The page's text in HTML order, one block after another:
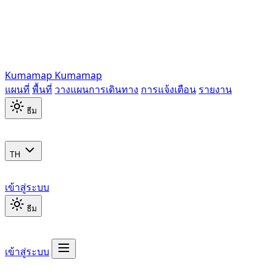
Kumamap Kumamap
แผนที่ พื้นที่ วางแผนการเดินทาง การแจ้งเตือน รายงาน
ธีม
TH
เข้าสู่ระบบ
ธีม
เข้าสู่ระบบ